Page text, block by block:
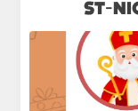
ST-